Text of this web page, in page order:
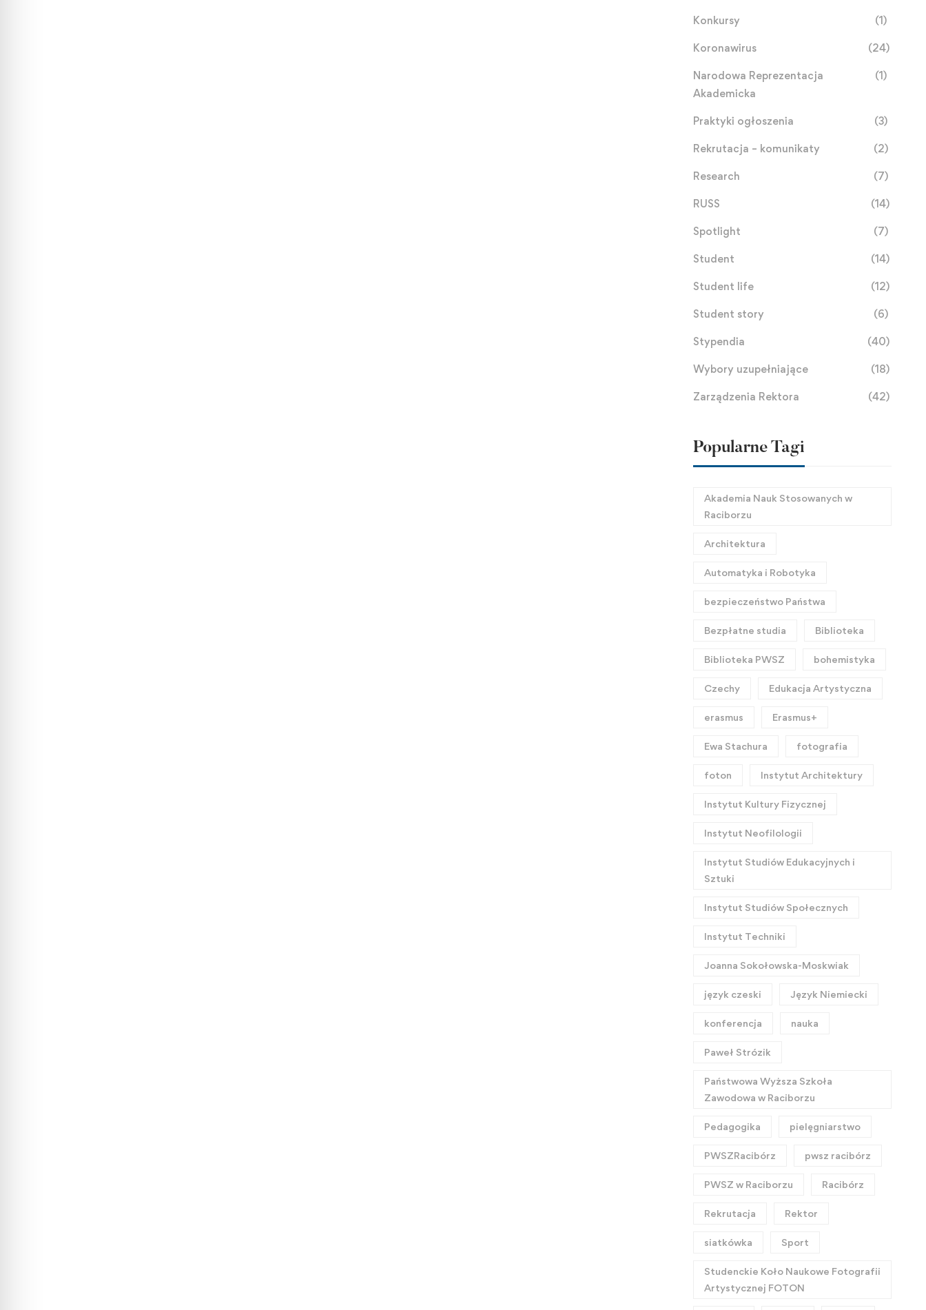
Konkursy (1)
Koronawirus (24)
Narodowa Reprezentacja
Akademicka
(1)
Praktyki ogłoszenia (3)
Rekrutacja – komunikaty (2)
Research (7)
RUSS (14)
Spotlight (7)
Student (14)
Student life (12)
Student story (6)
Stypendia (40)
Wybory uzupełniające (18)
Zarządzenia Rektora (42)
Popularne Tagi
Akademia Nauk Stosowanych w
Raciborzu
Architektura
Automatyka i Robotyka
bezpieczeństwo Państwa
Bezpłatne studia Biblioteka
Biblioteka PWSZ bohemistyka
Czechy Edukacja Artystyczna
erasmus Erasmus+
Ewa Stachura fotografia
foton Instytut Architektury
Instytut Kultury Fizycznej
Instytut Neofilologii
Instytut Studiów Edukacyjnych i
Sztuki
Instytut Studiów Społecznych
Instytut Techniki
Joanna Sokołowska-Moskwiak
język czeski Język Niemiecki
konferencja nauka
Paweł Strózik
Państwowa Wyższa Szkoła
Zawodowa w Raciborzu
Pedagogika pielęgniarstwo
PWSZRacibórz pwsz racibórz
PWSZ w Raciborzu Racibórz
Rekrutacja Rektor
siatkówka Sport
Studenckie Koło Naukowe Fotografii
Artystycznej FOTON